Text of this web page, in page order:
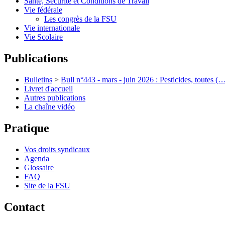
Vie fédérale
Les congrès de la FSU
Vie internationale
Vie Scolaire
Publications
Bulletins > Bull n°443 - mars - juin 2026 : Pesticides, toutes
Livret d'accueil
Autres publications
La chaîne vidéo
Pratique
Vos droits syndicaux
Agenda
Glossaire
FAQ
Site de la FSU
Contact